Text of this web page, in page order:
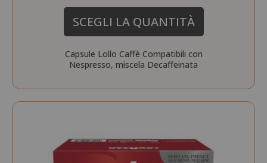
SCEGLI LA QUANTITÀ
Capsule Lollo Caffè Compatibili con
Nespresso, miscela Decaffeinata